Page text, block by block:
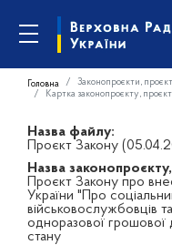
Головна Законопроєкти,
Картка законопроєкту,
Назва файлу:
Проєкт Закону
Назва
Проєкт Закону про
України "Про
військовослужбовців
одноразової
стану